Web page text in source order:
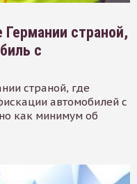
Германии страной,
с
страной, где
автомобилей с
как минимум об